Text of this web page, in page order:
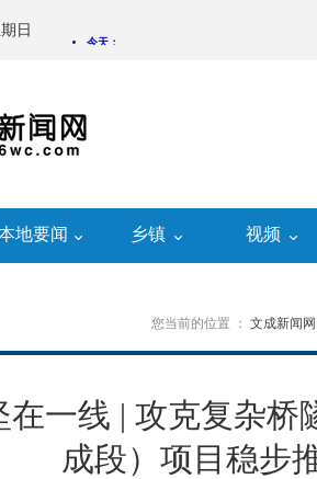
日
地要闻 乡镇 视频
您当前的位置 ： 文成新闻网
在一线 | 攻克复杂桥
成段）项目稳步